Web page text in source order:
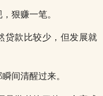
狠赚一笔。
贷款比较少，但发展就
间清醒过来。